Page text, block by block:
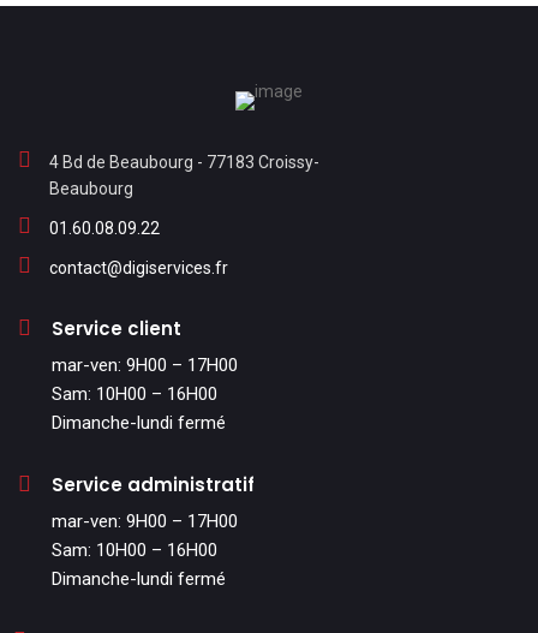
4 Bd de Beaubourg - 77183 Croissy-
Beaubourg
01.60.08.09.22
contact@digiservices.fr
Service client
mar-ven: 9H00 – 17H00
Sam: 10H00 – 16H00
Dimanche-lundi fermé
Service administratif
mar-ven: 9H00 – 17H00
Sam: 10H00 – 16H00
Dimanche-lundi fermé